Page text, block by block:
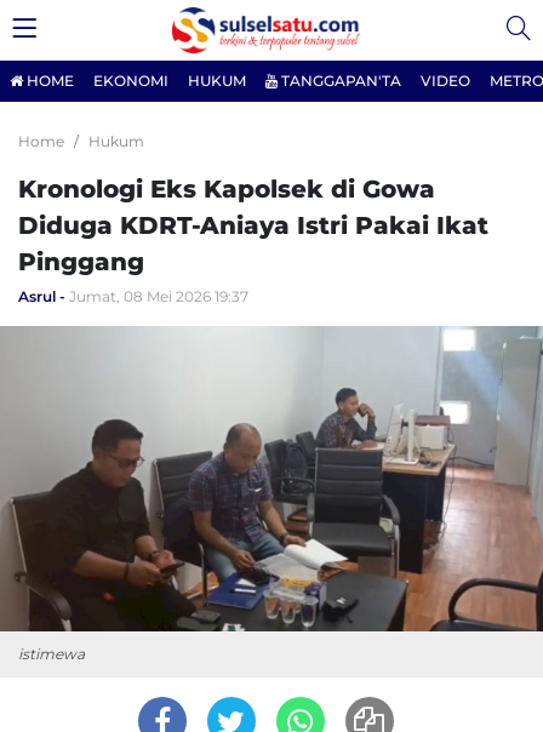
HOME EKONOMI HUKUM TANGGAPAN'TA VIDEO
Home Hukum
Kronologi Eks Kapolsek di Gowa
Diduga KDRT-Aniaya Istri Pakai Ikat
Pinggang
Asrul Jumat, 08 Mei 2026 19:37
istimewa